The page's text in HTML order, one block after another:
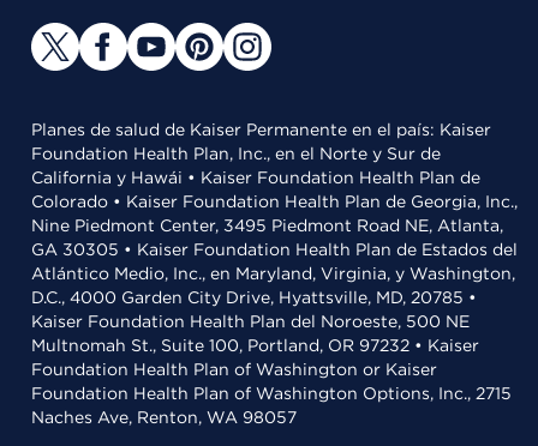
Planes de salud de Kaiser Permanente en el país: Kaiser
Foundation Health Plan, Inc., en el Norte y Sur de
California y Hawái • Kaiser Foundation Health Plan de
Colorado • Kaiser Foundation Health Plan de Georgia, Inc.,
Nine Piedmont Center, 3495 Piedmont Road NE, Atlanta,
GA 30305 • Kaiser Foundation Health Plan de Estados del
Atlántico Medio, Inc., en Maryland, Virginia, y Washington,
D.C., 4000 Garden City Drive, Hyattsville, MD, 20785 •
Kaiser Foundation Health Plan del Noroeste, 500 NE
Multnomah St., Suite 100, Portland, OR 97232 • Kaiser
Foundation Health Plan of Washington or Kaiser
Foundation Health Plan of Washington Options, Inc., 2715
Naches Ave, Renton, WA 98057